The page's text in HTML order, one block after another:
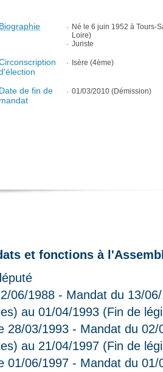
Biographie
Né le 6 juin 1952 à Tours-
Loire)
Juriste
Isère (4ème)
Date de fin de
mandat
01/03/2010 (Démission)
et fonctions à
06/1988 - Mandat du 13/
au 01/04/1993 (Fin de
28/03/1993 - Mandat du
au 21/04/1997 (Fin de
01/06/1997 - Mandat du